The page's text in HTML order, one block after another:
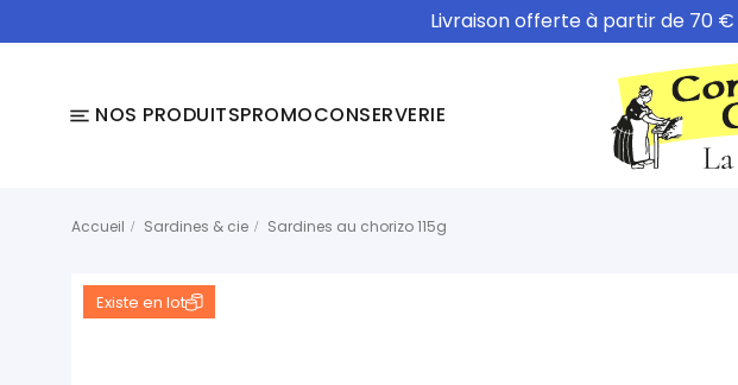
Livraison offerte à partir de 70
NOS PRODUITSPROMOCONSERVERIE
Accueil Sardines & cie Sardines au chorizo 115g
Existe en lot